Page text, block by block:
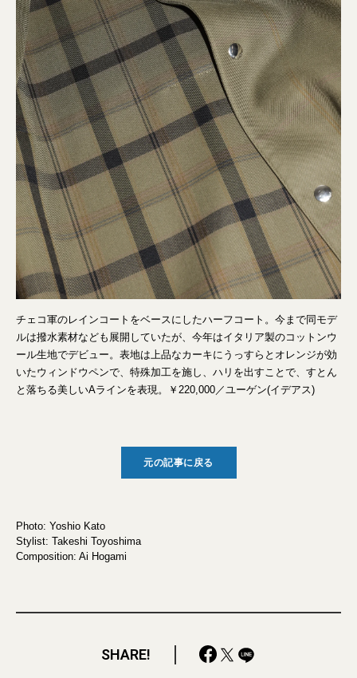
チェコ軍のレインコートをベースにしたハーフコート。今まで同モデ
ルは撥水素材なども展開していたが、今年はイタリア製のコットンウ
ール生地でデビュー。表地は上品なカーキにうっすらとオレンジが効
いたウィンドウペンで、特殊加工を施し、ハリを出すことで、すとん
と落ちる美しいAラインを表現。￥220,000／ユーゲン(イデアス)
元の記事に戻る
Photo: Yoshio Kato
Stylist: Takeshi Toyoshima
Composition: Ai Hogami
SHARE!